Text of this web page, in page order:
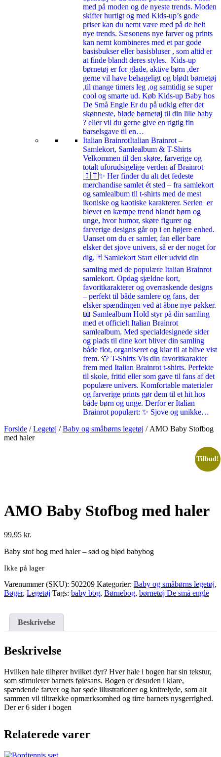
med på moden og de nyeste trends. Moden
skifter hurtigt og med Kids-up’s gode
priser kan du nemt være med på de helt
nye trends. Sæsonens nye farver og prints
kan nemt kombineres med et par gode
basisbukser eller basisbluser , som altid er
at finde blandt deres styles. Kids-up
børnetøj er for glade, aktive børn ,der
gerne vil have behageligt og blødt børnetøj
,til mange timers leg ,og samtidig se super
cool og smarte ud. Køb Kids-up Baby hos
De Små Engle Er du på udkig efter det
skønneste, bløde børnetøj til din lille baby
? eller vil du gerne give en rigtig fin
barselsgave til en…
Italian BrainrotItalian Brainrot –
Samlekort, Samlealbum & T-Shirts
Velkommen til den skøre, farverige og
totalt uforudsigelige verden af Brainrot
🇮🇹✨ Her finder du alt det fedeste
merchandise samlet ét sted – fra samlekort
og samlealbum til t-shirts med de mest
ikoniske og kaotiske karakterer. Serien er
blevet en kæmpe trend blandt børn og
unge, hvor humor, skøre figurer og
farverige designs går op i en højere enhed.
Uanset om du er samler, fan eller bare
elsker det sjove univers, så er der noget for
dig. 🃏 Samlekort Start eller udvid din
samling med de populære Italian Brainrot
samlekort. Opdag sjældne kort,
favoritkarakterer og overraskende designs
– perfekt til både samlere og fans, der
elsker spændingen ved at åbne nye pakker.
📖 Samlealbum Hold styr på din samling
med et officielt Italian Brainrot
samlealbum. Med specialdesignede sider
og plads til dine kort bliver din samling
både flot, organiseret og klar til at blive vist
frem. 👕 T-Shirts Vis din favoritkarakter
frem med Italian Brainrot t-shirts. Perfekte
til skole, fritid eller som gave til fans af det
populære univers. Komfortable materialer
og farverige prints gør dem til et hit hos
både børn og unge. Derfor er Italian
Brainrot populært: ✨ Sjove og unikke…
Forside /Legetøj /Baby og småbørns legetøj / AMO Baby Stofbog
med haler
AMO Baby Stofbog med haler
99,95 kr.
Baby stof bog med haler – sød og blød babybog
Ikke på lager
Varenummer (SKU): 502209 Kategorier: Baby og småbørns legetøj,
Bøger, Legetøj Tags: baby bog, Børnebog, børnetøj De små engle
Beskrivelse
Beskrivelse
Hvilken hale tilhører hvilket dyr? Hver hale i bogen har sin tekstur,
som stimulerer barnets følesans. Bogen er desuden i klare,
spændende farver og har søde illustrationer og knitrelyde, som alt
sammen vil tiltrække opmærksomhed og tirre barnets nysgerrighed.
Der er 6 sider i bogen
Relaterede varer
Tilbud!